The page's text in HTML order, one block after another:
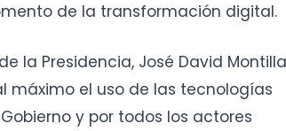
de la transformación digital.
la Presidencia, José David
máximo el uso de las tecnologías
y por todos los actores